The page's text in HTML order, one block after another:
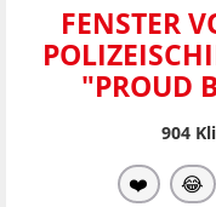
FENSTER
"PROUD
904
❤️ 😂